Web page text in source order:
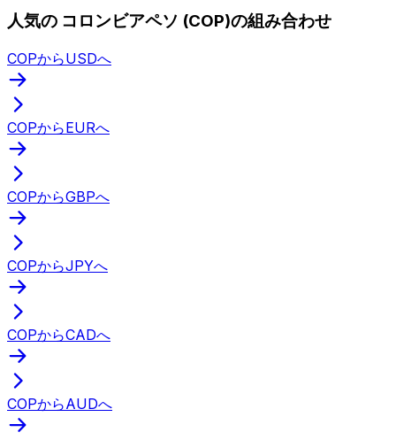
人気の コロンビアペソ (COP)の組み合わせ
COPからUSDへ
COPからEURへ
COPからGBPへ
COPからJPYへ
COPからCADへ
COPからAUDへ